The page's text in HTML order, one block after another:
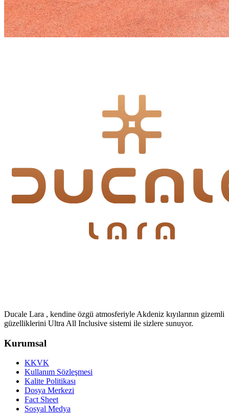
Ducale Lara , kendine özgü atmosferiyle Akdeniz kıyılarının gizemli
güzelliklerini Ultra All Inclusive sistemi ile sizlere sunuyor.
Kurumsal
KKVK
Kullanım Sözleşmesi
Kalite Politikası
Dosya Merkezi
Fact Sheet
Sosyal Medya